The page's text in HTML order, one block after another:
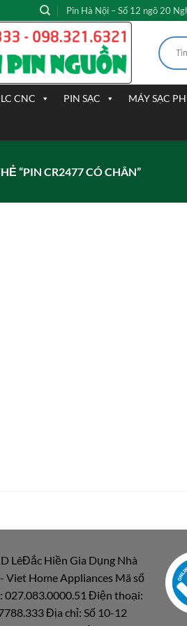
Pin Hà Nội – Số 12 ngõ 20
CNC PIN SẠC MÁY SẠC
“PIN CR2477 CÓ CHÂN”
LêĐắc Hiền Gia Dụng Nhà
Viet Home Appliances Mã số
027.083.0000.51 Điện thoại:
Địa chỉ: Số 10-12